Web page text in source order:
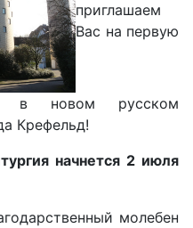
приглашаем
Вас на первую
в новом русском
Крефельд!
начнется 2 июля
молебен